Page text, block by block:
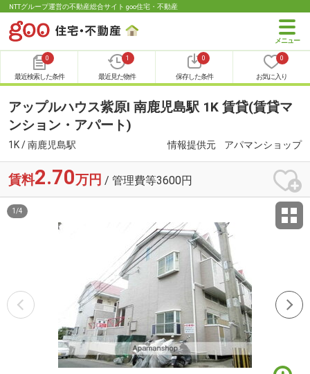
NTTグループ運営の不動産総合サイト goo住宅・不動産
0
最近検索した条件
1
最近見た物件
0
保存した条件
0
お気に入り
アップルハウス紫原Ⅰ 南鹿児島駅 1K 賃貸(賃貸マ
ンション・アパート)
1K / 南鹿児島駅 情報提供元 アパマンショップ
賃料2.70万円 / 管理費等3600円
1 /4